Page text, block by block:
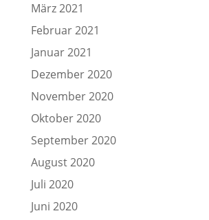
März 2021
Februar 2021
Januar 2021
Dezember 2020
November 2020
Oktober 2020
September 2020
August 2020
Juli 2020
Juni 2020